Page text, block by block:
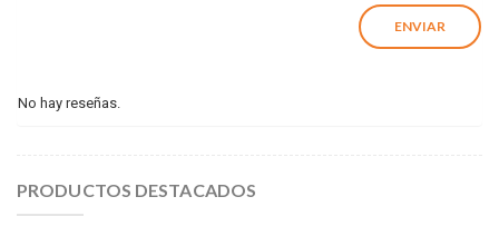
No hay reseñas.
PRODUCTOS DESTACADOS